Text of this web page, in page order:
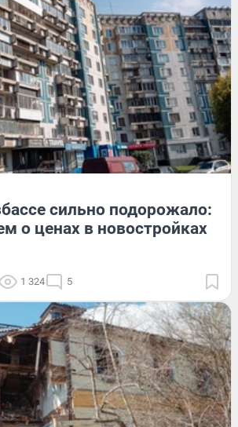
сильно подорожало:
о ценах в новостройках
1 324 5